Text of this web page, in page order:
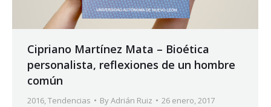
Cipriano Martínez Mata – Bioética
personalista, reflexiones de un hombre
común
2016,Tendencias ByAdrián Ruiz 26 enero, 2017